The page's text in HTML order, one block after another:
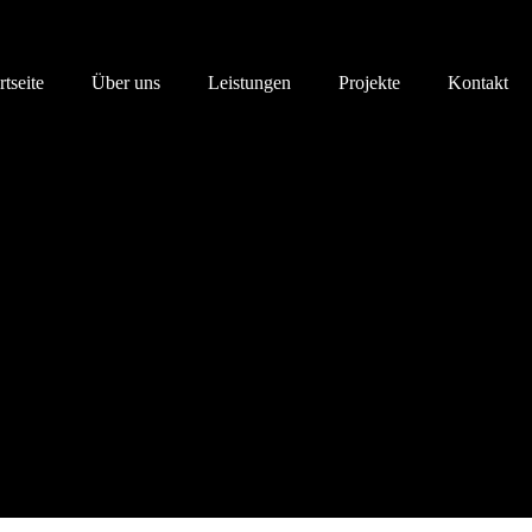
Über uns Leistungen Projekte Kontakt